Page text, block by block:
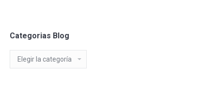
Categorias Blog
Categorias
Blog